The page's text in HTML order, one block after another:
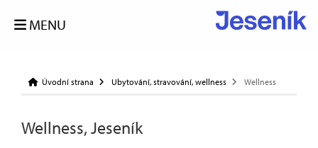
MENU
Úvodní strana Ubytování, stravování, wellness Wellness
Wellness, Jeseník